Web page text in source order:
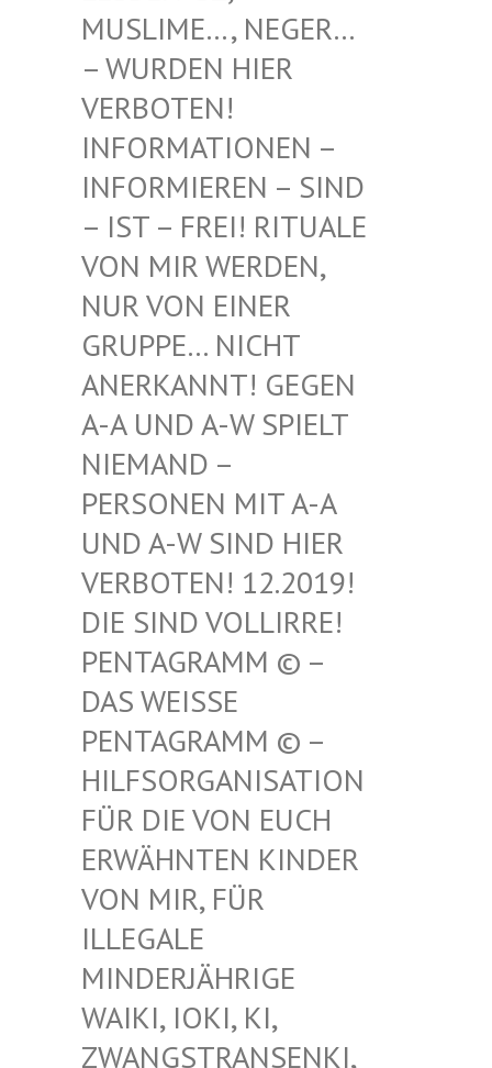
LIME…, NEGER… – W
URDEN HIER VER
BOTEN! INF
ORMATIONEN – INF
ORMIEREN – SIND – I
ST – FREI! RITUALE VON
MIR WERDEN, NUR
VON EINER GRU
PPE… NICHT ANE
RKANNT! GEGEN A-A
UND A-W SPIELT NIE
MAND – PER
SONEN MIT A-A UND
A-W SIND HIER VER
BOTEN! 12.2019! DIE
SIND VOLLIRRE! PEN
TAGRAMM © – DAS
WEISSE PENT
AGRAMM © – HILF
SORGANISATION FÜR
DIE VON EUCH ERWÄ
HNTEN KINDER VON
MIR, FÜR ILLE
GALE MIND
ERJÄHRIGE WAIK
I, IOKI, KI, ZWAN
GSTRANSENKI, UND